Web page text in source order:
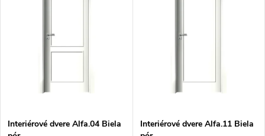
Interiérové dvere Alfa.04 Biela
Interiérové dvere Alfa.11 Biela